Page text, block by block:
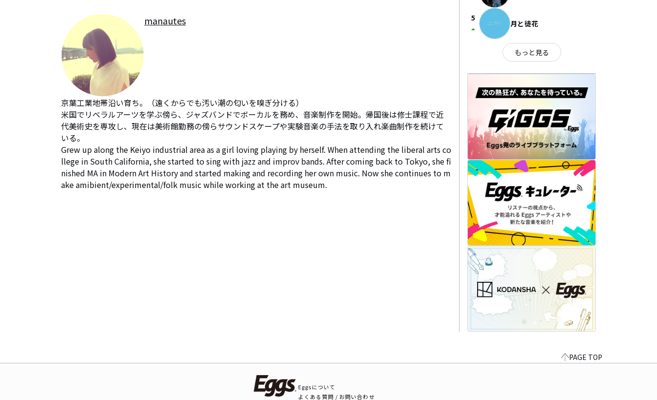
manautes
京葉工業地帯沿い育ち。（遠くからでも汚い潮の匂いを嗅ぎ分ける）
米国でリベラルアーツを学ぶ傍ら、ジャズバンドでボーカルを務め、音楽制作を開始。帰国後は修士課程で近
代美術史を専攻し、現在は美術館勤務の傍らサウンドスケープや実験音楽の手法を取り入れ楽曲制作を続けて
いる。
Grew up along the Keiyo industrial area as a girl loving playing by herself. When attending the liberal arts co
llege in South California, she started to sing with jazz and improv bands. After coming back to Tokyo, she fi
nished MA in Modern Art History and started making and recording her own music. Now she continues to m
ake amibient/experimental/folk music while working at the art museum.
5
arrow_drop_up 月と徒花
もっと見る
PAGE TOP
Eggsについて
よくある質問 / お問い合わせ